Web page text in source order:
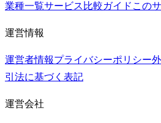
業種一覧サービス比較ガイド この
運営情報
運営者情報プライバシーポリシー
引法に基づく表記
運営会社